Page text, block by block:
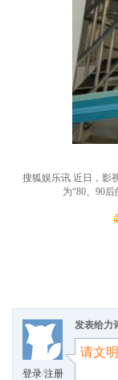
搜狐娱乐讯 近日，影
为“80、90
登录/注册
发表给力